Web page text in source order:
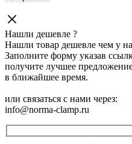
Нашли дешевле ?
Нашли товар дешевле чем у
Заполните форму указав
получите лучшее
в ближайшее время.
или связаться с нами через:
info@norma-clamp.ru